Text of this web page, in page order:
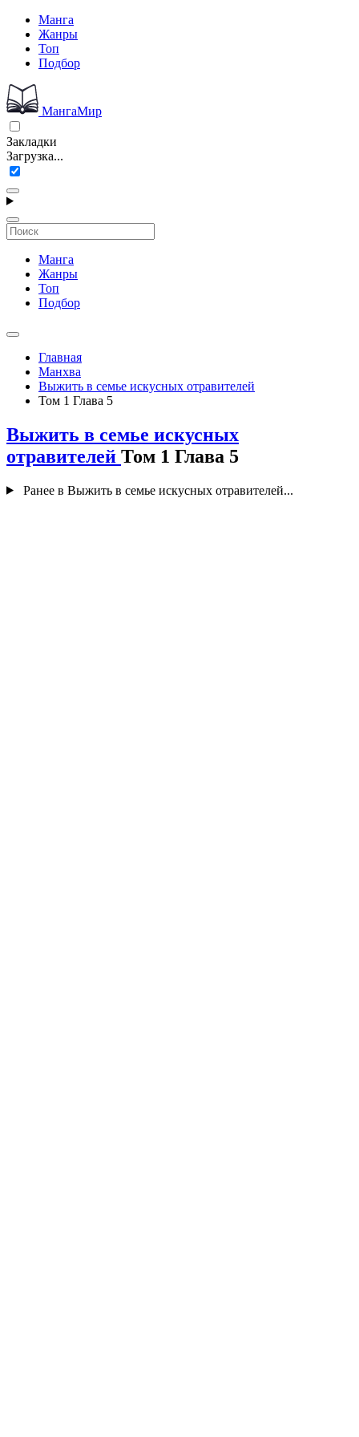
Манга
Жанры
Топ
Подбор
МангаМир
Закладки
Загрузка...
Манга
Жанры
Топ
Подбор
Главная
Манхва
Выжить в семье искусных отравителей
Том 1 Глава 5
Выжить в семье искусных
отравителей Том 1 Глава 5
Ранее в Выжить в семье искусных отравителей...